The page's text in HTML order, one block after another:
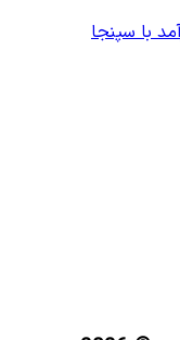
با سپنجا